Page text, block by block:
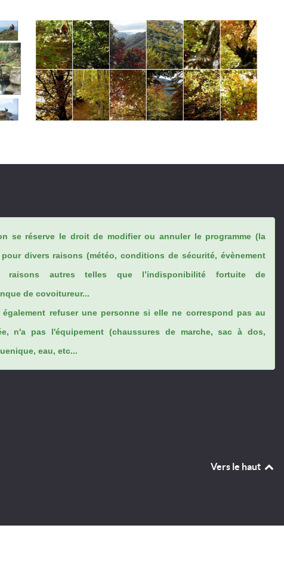
se réserve le droit de modifier ou annuler le programme (la
divers raisons (météo, conditions de sécurité, évènement
autres telles que l’indisponibilité fortuite de
de covoitureur...
également refuser une personne si elle ne correspond pas au
n'a pas l'équipement (chaussures de marche, sac à dos,
eau, etc...
Vers le haut